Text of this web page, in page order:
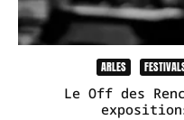
ARLES
Le Off des